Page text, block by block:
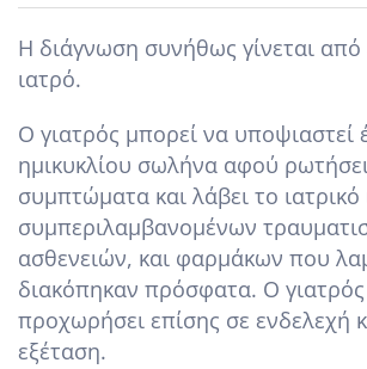
Η διάγνωση συνήθως γίνεται από
ιατρό.
Ο γιατρός μπορεί να υποψιαστεί
ημικυκλίου σωλήνα αφού
συμπτώματα και λάβει το ιατρικό
συμπεριλαμβανομένων
ασθενειών, και φαρμάκων που
διακόπηκαν πρόσφατα. Ο
προχωρήσει επίσης σε ενδελεχή
εξέταση.